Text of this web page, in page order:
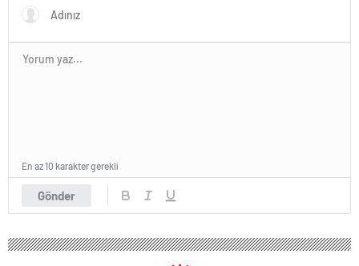
Gönder
En az 10 karakter gerekli